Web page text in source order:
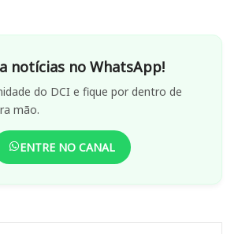
notícias no WhatsApp!
do DCI e fique por dentro de
mão.
ENTRE NO CANAL